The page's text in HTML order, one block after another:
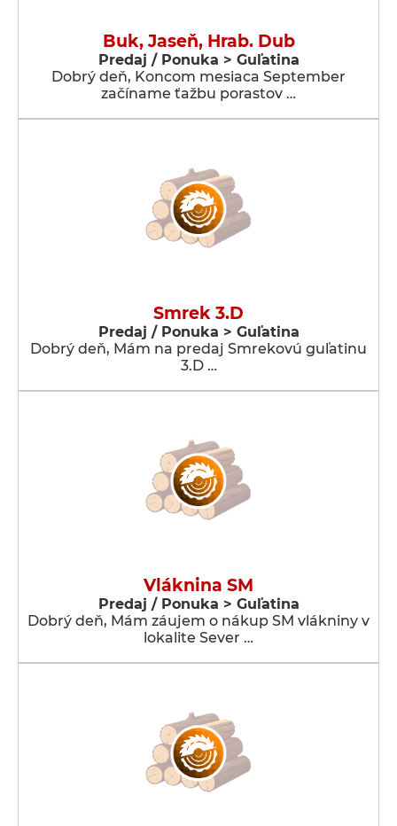
Buk, Jaseň, Hrab. Dub
Predaj / Ponuka > Guľatina
Dobrý deň, Koncom mesiaca September
začíname ťažbu porastov …
Smrek 3.D
Predaj / Ponuka > Guľatina
Dobrý deň, Mám na predaj Smrekovú guľatinu
3.D …
Vláknina SM
Predaj / Ponuka > Guľatina
Dobrý deň, Mám záujem o nákup SM vlákniny v
lokalite Sever …